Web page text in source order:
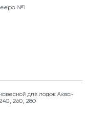
№1
для лодок Аква-
260, 280